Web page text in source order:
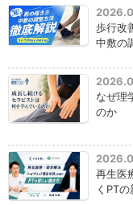
歩行改
中敷の
なぜ理
のか
再生医
くPT